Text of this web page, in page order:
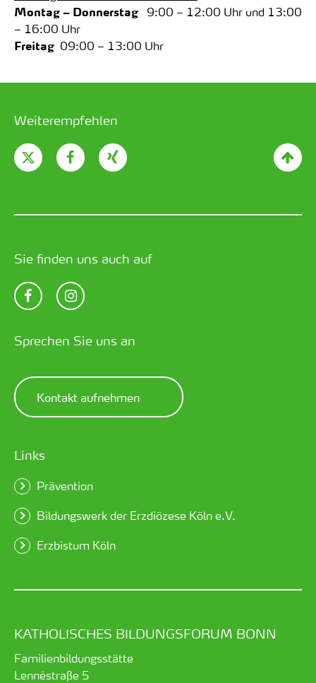
Montag – Donnerstag 9:00 – 12:00 Uhr und 13:00
– 16:00 Uhr
Freitag 09:00 – 13:00 Uhr
Weiterempfehlen
Sie finden uns auch auf
Sprechen Sie uns an
Kontakt aufnehmen
Links
Prävention
Bildungswerk der Erzdiözese Köln e.V.
Erzbistum Köln
KATHOLISCHES BILDUNGSFORUM BONN
Familienbildungsstätte
Lennéstraße 5